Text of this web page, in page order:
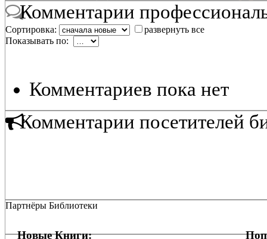
Комментарии
Сортировка:
развернуть все
Показывать по:
Комментариев пока нет
Комментарии посетителей
Партнёры Библиотеки
Новые Книги: